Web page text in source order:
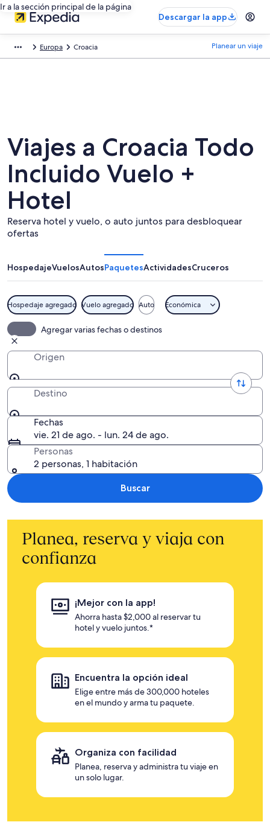
Ir a la sección principal de la página
Descargar la app
Europa Croacia Planear un viaje
Viajes a Croacia Todo
Incluido Vuelo +
Hotel
Reserva hotel y vuelo, o auto juntos para desbloquear
ofertas
HospedajeVuelosAutosPaquetesActividadesCruceros
Hospedaje agregado Vuelo agregado Auto Económica
Agregar varias fechas o destinos
Origen
Destino
Fechas
vie. 21 de ago. - lun. 24 de ago.
Personas
2 personas, 1 habitación
Buscar
Planea, reserva y viaja con
confianza
¡Mejor con la app!
Ahorra hasta $2,000 al reservar tu
hotel y vuelo juntos.*
Encuentra la opción ideal
Elige entre más de 300,000 hoteles
en el mundo y arma tu paquete.
Organiza con facilidad
Planea, reserva y administra tu viaje en
un solo lugar.